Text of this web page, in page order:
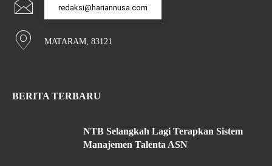
redaksi@hariannusa.com
MATARAM, 83121
BERITA TERBARU
NTB Selangkah Lagi Terapkan Sistem
Manajemen Talenta ASN